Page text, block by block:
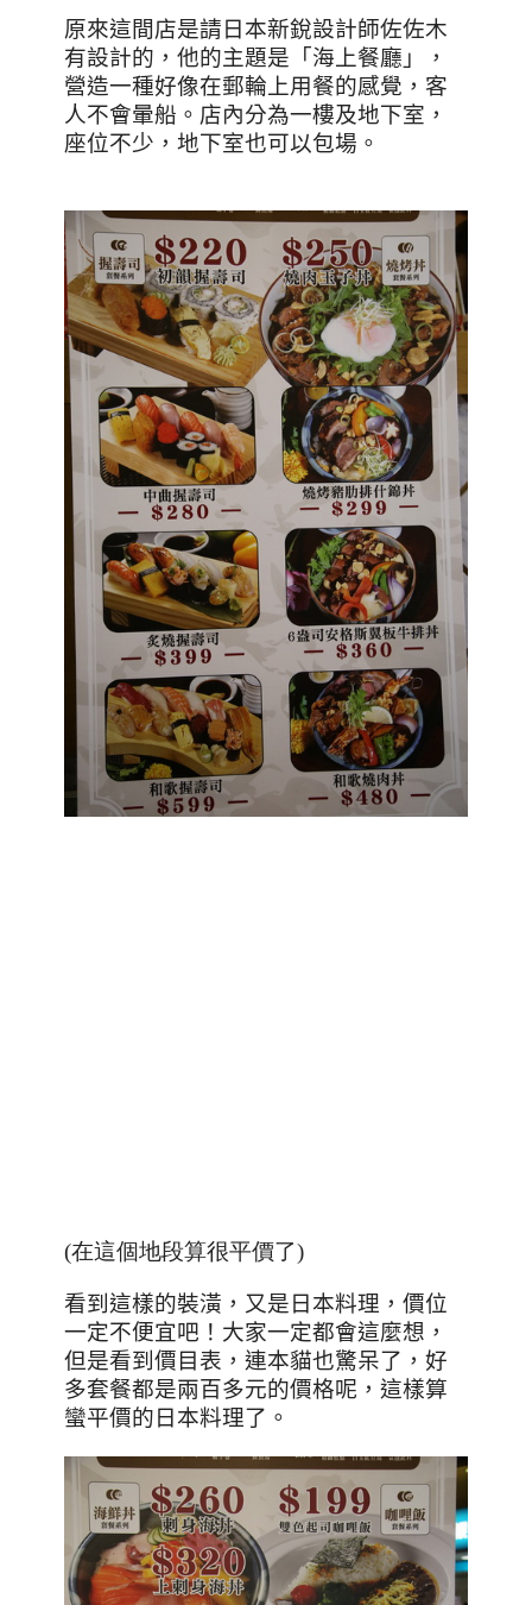
原來這間店是請日本新銳設計師佐佐木
有設計的，他的主題是「海上餐廳」，
營造一種好像在郵輪上用餐的感覺，客
人不會暈船。店內分為一樓及地下室，
座位不少，地下室也可以包場。
(在這個地段算很平價了)
看到這樣的裝潢，又是日本料理，價位
一定不便宜吧！大家一定都會這麼想，
但是看到價目表，連本貓也驚呆了，好
多套餐都是兩百多元的價格呢，這樣算
蠻平價的日本料理了。